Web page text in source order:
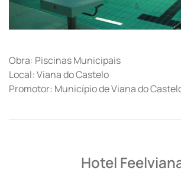
Obra: Piscinas Municipais
Local: Viana do Castelo
Promotor: Município de Viana do
Hotel